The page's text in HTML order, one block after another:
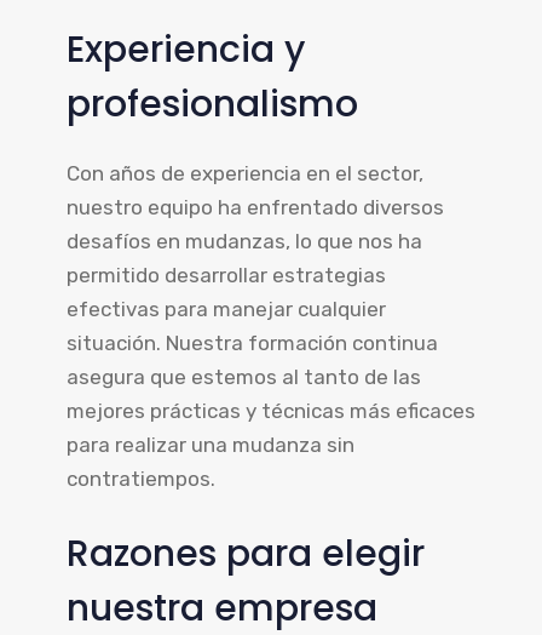
Experiencia y
profesionalismo
Con años de experiencia en el sector,
nuestro equipo ha enfrentado diversos
desafíos en mudanzas, lo que nos ha
permitido desarrollar estrategias
efectivas para manejar cualquier
situación. Nuestra formación continua
asegura que estemos al tanto de las
mejores prácticas y técnicas más eficaces
para realizar una mudanza sin
contratiempos.
Razones para elegir
nuestra empresa